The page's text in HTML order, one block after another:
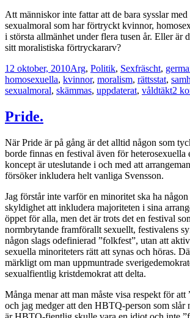
Att människor inte fattar att de bara sysslar
sexualmoral som har förtryckt kvinnor,
i största allmänhet under flera tusen år. Eller är
sitt moralistiska förtryckararv?
Postat
12 oktober, 2010Kategorier
Arg, Politik, SexTaggar
fräscht,
homosexuella, kvinnor, moralism, rättsstat,
sexualmoral, skämmas, uppdaterat, våldtäkt2
Pride.
När Pride är på gång är det alltid någon som
borde finnas en festival även för heterosexuella
koncept är uteslutande i och med att
försöker inkludera helt vanliga Svensson.
Jag förstår inte varför en minoritet ska ha
skyldighet att inkludera majoriteten i sina
öppet för alla, men det är trots det en festival
normbrytande framförallt sexuellt, festivalens
någon slags odefinierad ”folkfest”, utan att
sexuella minoriteters rätt att synas och höras.
märkligt om man uppmuntrade
sexualfientlig kristdemokrat att delta.
Många menar att man måste visa respekt för att
och jag medger att den HBTQ-person som slår